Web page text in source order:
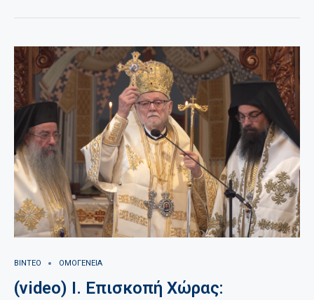
ΒΙΝΤΕΟ ΟΜΟΓΕΝΕΙΑ
(video) Ι. Επισκοπή Χώρας: